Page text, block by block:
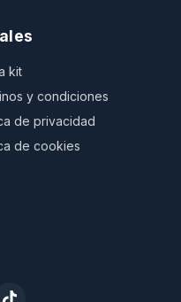
kit
y condiciones
de privacidad
de cookies